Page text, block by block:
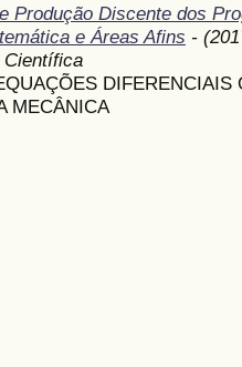
Produção Discente dos
e Áreas Afins -
Científica
MECÂNICA